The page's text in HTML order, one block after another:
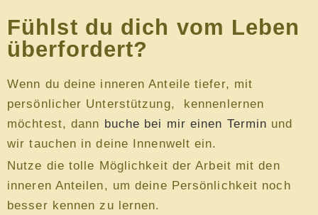
Fühlst du dich vom Leben
überfordert?
Wenn du deine inneren Anteile tiefer, mit
persönlicher Unterstützung, kennenlernen
möchtest, dann buche bei mir einen Termin und
wir tauchen in deine Innenwelt ein.
Nutze die tolle Möglichkeit der Arbeit mit den
inneren Anteilen, um deine Persönlichkeit noch
besser kennen zu lernen.